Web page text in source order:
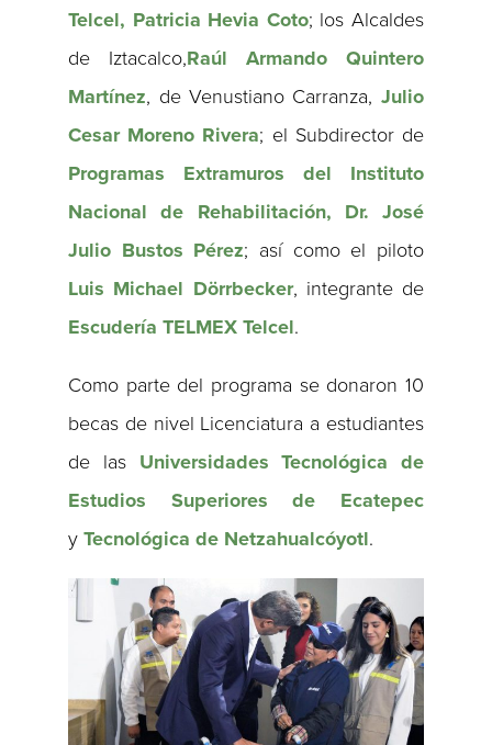
Telcel, Patricia Hevia Coto; los Alcaldes
de Iztacalco,Raúl Armando Quintero
Martínez, de Venustiano Carranza, Julio
Cesar Moreno Rivera; el Subdirector de
Programas Extramuros del Instituto
Nacional de Rehabilitación, Dr. José
Julio Bustos Pérez; así como el piloto
Luis Michael Dörrbecker, integrante de
Escudería TELMEX Telcel.
Como parte del programa se donaron 10
becas de nivel Licenciatura a estudiantes
de las Universidades Tecnológica de
Estudios Superiores de Ecatepec
yTecnológica de Netzahualcóyotl.